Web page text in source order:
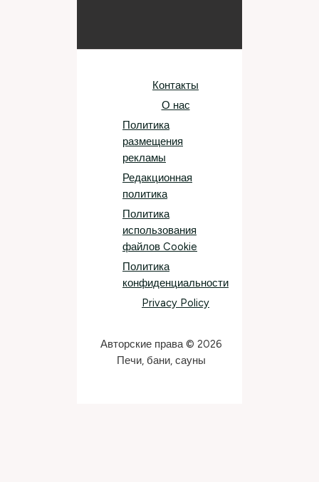
Контакты
О нас
Политика
размещения
рекламы
Редакционная
политика
Политика
использования
файлов Cookie
Политика
конфиденциальности
Privacy Policy
Авторские права © 2026
Печи, бани, сауны